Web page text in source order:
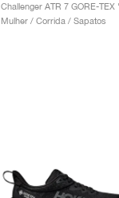
Mulher / Corrida / Sapatos